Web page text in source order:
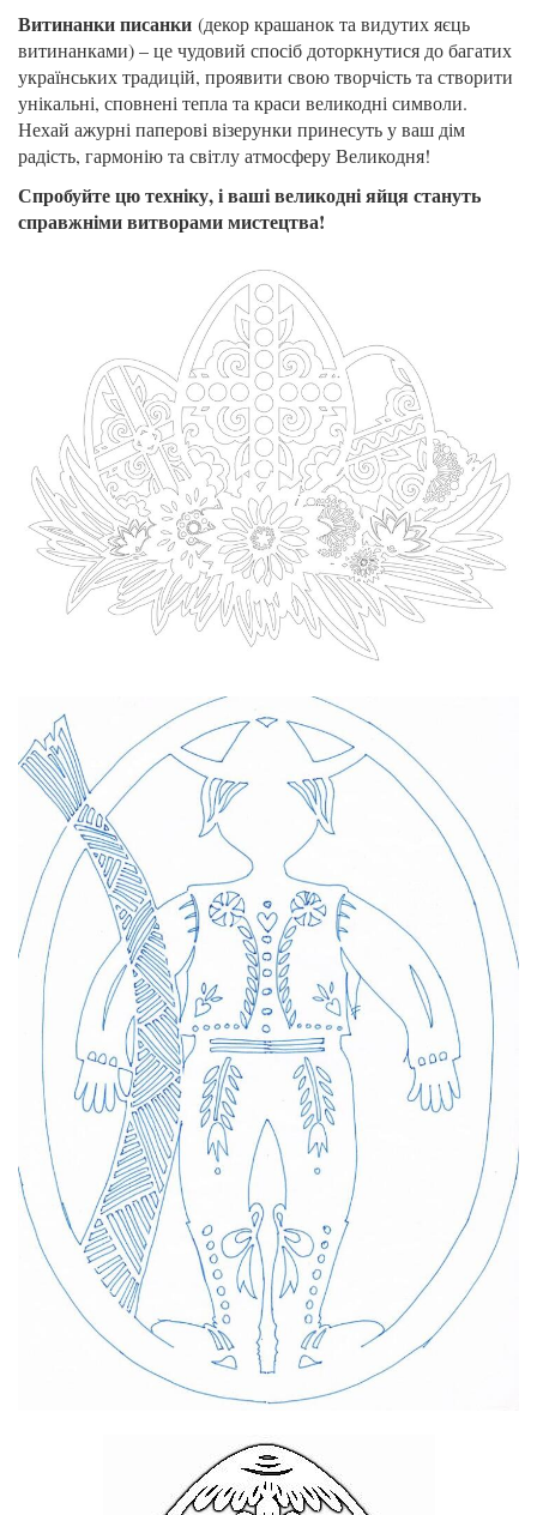
Витинанки писанки (декор крашанок та видутих яєць
витинанками) – це чудовий спосіб доторкнутися до багатих
українських традицій, проявити свою творчість та створити
унікальні, сповнені тепла та краси великодні символи.
Нехай ажурні паперові візерунки принесуть у ваш дім
радість, гармонію та світлу атмосферу Великодня!
Спробуйте цю техніку, і ваші великодні яйця стануть
справжніми витворами мистецтва!